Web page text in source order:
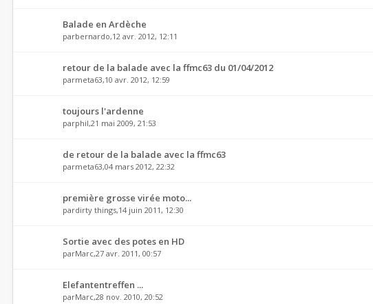
Balade en Ardèche
parbernardo,12 avr. 2012, 12:11
retour de la balade avec la ffmc63 du 01/04/2012
parmeta63,10 avr. 2012, 12:59
toujours l'ardenne
parphil,21 mai 2009, 21:53
de retour de la balade avec la ffmc63
parmeta63,04 mars 2012, 22:32
première grosse virée moto...
pardirty things,14 juin 2011, 12:30
Sortie avec des potes en HD
parMarc,27 avr. 2011, 00:57
Elefantentreffen ...
parMarc,28 nov. 2010, 20:52